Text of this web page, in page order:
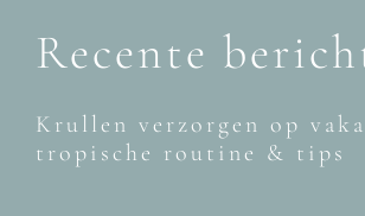
Recente
Krullen verzorgen op
tropische routine & tips